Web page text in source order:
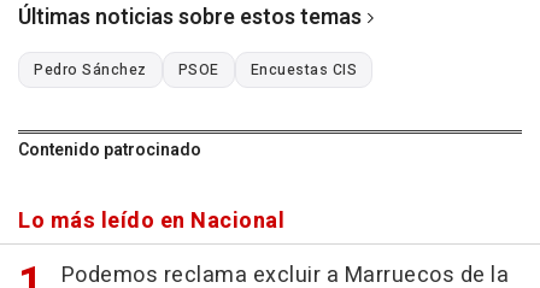
Últimas noticias sobre estos temas
Pedro Sánchez PSOE Encuestas CIS
Contenido patrocinado
Lo más leído en Nacional
Podemos reclama excluir a Marruecos de la